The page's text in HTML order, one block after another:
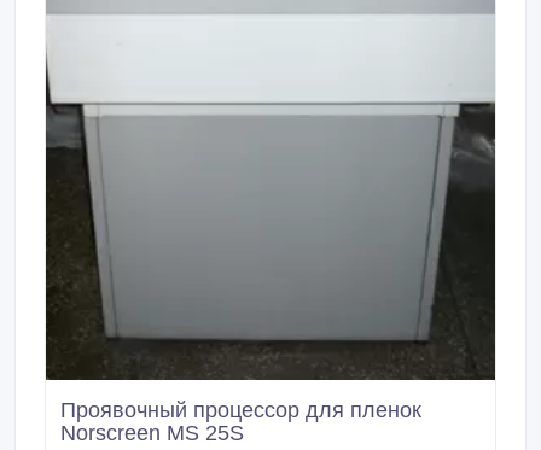
Проявочный процессор для пленок
Norscreen MS 25S